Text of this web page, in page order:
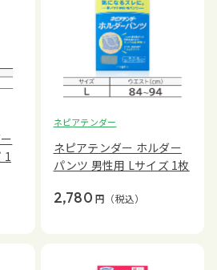
1
ネピアテンダー
ネピアテンダー ホルダー
パンツ 男性用 Lサイズ 1枚
2,780 円 （税込）